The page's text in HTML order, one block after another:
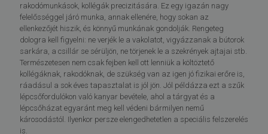
rakodómunkások, kollégák precizitására. Ez egy igazán nagy
felelősséggel járó munka, annak ellenére, hogy sokan az
ellenkezőjét hiszik, és könnyű munkának gondolják. Rengeteg
dologra kell figyelni: ne verjék le a vakolatot, vigyázzanak a bútorok
sarkára, a csillár se sérüljön, ne törjenek le a szekrények ajtajai stb.
Természetesen nem csak fejben kell ott lenniük a költöztető
kollégáknak, rakodóknak, de szükség van az igen jó fizikai erőre is,
ráadásul a sok éves tapasztalat is jól jön. Jól példázza ezt a szűk
lépcsőfordulókon való kanyar bevétele, ahol a tárgyat és a
lépcsőházat egyaránt meg kell védeni bármilyen nemű
károsodástól. Ilyenkor persze elengedhetetlen a speciális felszerelés
is.